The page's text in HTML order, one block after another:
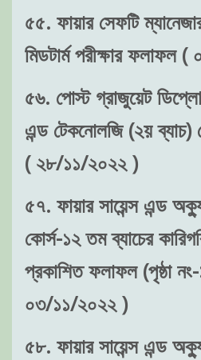
৫৫. ফায়ার সেফটি
মিডটার্ম পরীক্ষার
৫৬. পোস্ট গ্রাজুয়েট
এন্ড টেকনোলজি (২য় ব্যাচ)
( ২৮/১১/২০২২ )
৫৭. ফায়ার সায়েন্স এন্ড
কোর্স-১২ তম ব্যাচের
প্রকাশিত ফলাফল (পৃষ্ঠা
০৩/১১/২০২২ )
৫৮. ফায়ার সায়েন্স এন্ড